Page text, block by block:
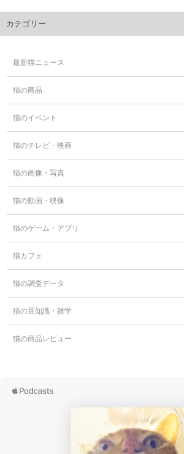
カテゴリー
最新猫ニュース
猫の商品
猫のイベント
猫のテレビ・映画
猫の画像・写真
猫の動画・映像
猫のゲーム・アプリ
猫カフェ
猫の調査データ
猫の豆知識・雑学
猫の商品レビュー